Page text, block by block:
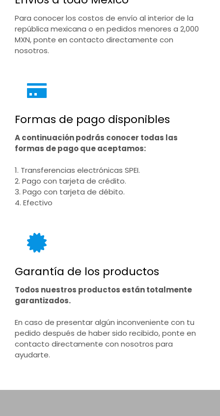
Para conocer los costos de envío al interior de la
república mexicana o en pedidos menores a 2,000
MXN, ponte en contacto directamente con
nosotros.
Formas de pago disponibles
A continuación podrás conocer todas las
formas de pago que aceptamos:
1. Transferencias electrónicas SPEI.
2. Pago con tarjeta de crédito.
3. Pago con tarjeta de débito.
4. Efectivo
Garantía de los productos
Todos nuestros productos están totalmente
garantizados.
En caso de presentar algún inconveniente con tu
pedido después de haber sido recibido, ponte en
contacto directamente con nosotros para
ayudarte.